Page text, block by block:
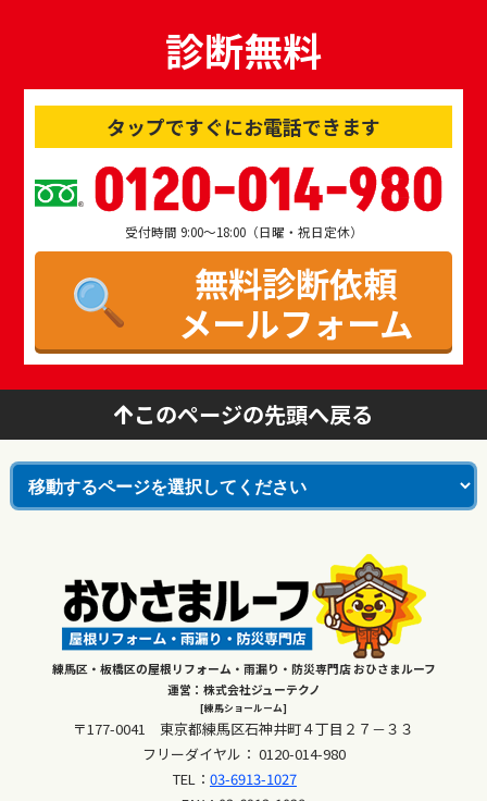
診断無料
タップですぐにお電話できます
0120-014-980
受付時間 9:00～18:00（日曜・祝日定休）
無料診断依頼
メールフォーム
このページの先頭へ戻る
練馬区・板橋区の屋根リフォーム・雨漏り・防災専門店 おひさまルーフ
運営：株式会社ジューテクノ
[練馬ショールーム]
〒177-0041 東京都練馬区石神井町４丁目２７－３３
フリーダイヤル： 0120-014-980
TEL： 03-6913-1027